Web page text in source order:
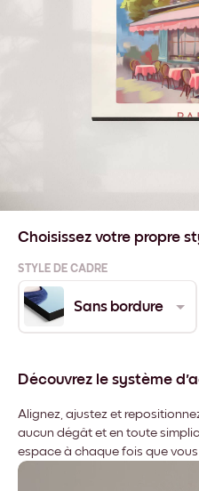
Choisissez votre propre
STYLE DE CADRE
Sans bordure
Découvrez le système
Alignez, ajustez et
aucun dégât et en toute
espace à chaque fois que vous